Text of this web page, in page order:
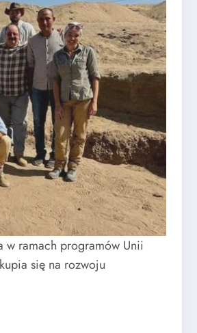
w ramach programów Unii
się na rozwoju